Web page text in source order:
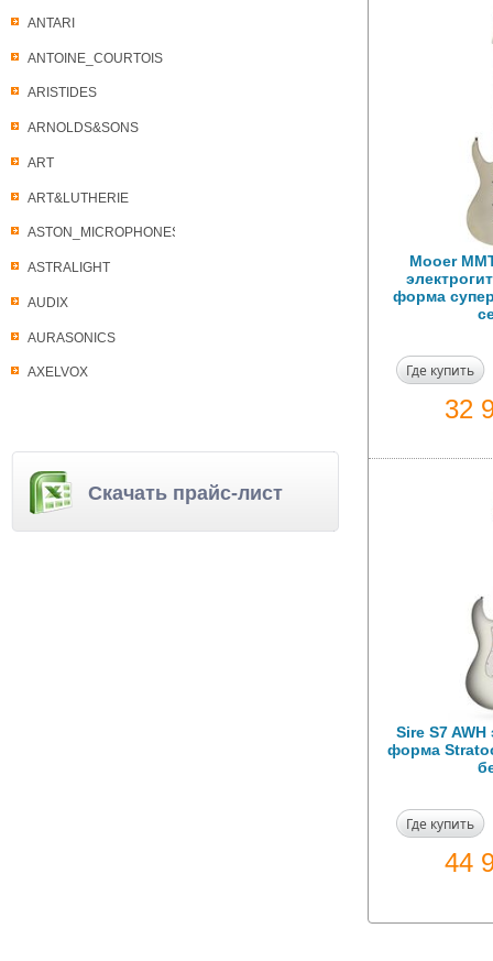
ANTARI
ANTOINE_COURTOIS
ARISTIDES
ARNOLDS&SONS
ART
ART&LUTHERIE
ASTON_MICROPHONES
ASTRALIGHT
AUDIX
AURASONICS
AXELVOX
Скачать прайс-лист
Mooer
форма
Где купить
32
Sire S7
форма
Где купить
44